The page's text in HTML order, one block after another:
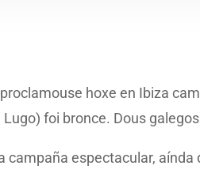
hoxe en Ibiza
foi bronce. Dous
campaña espectacular,